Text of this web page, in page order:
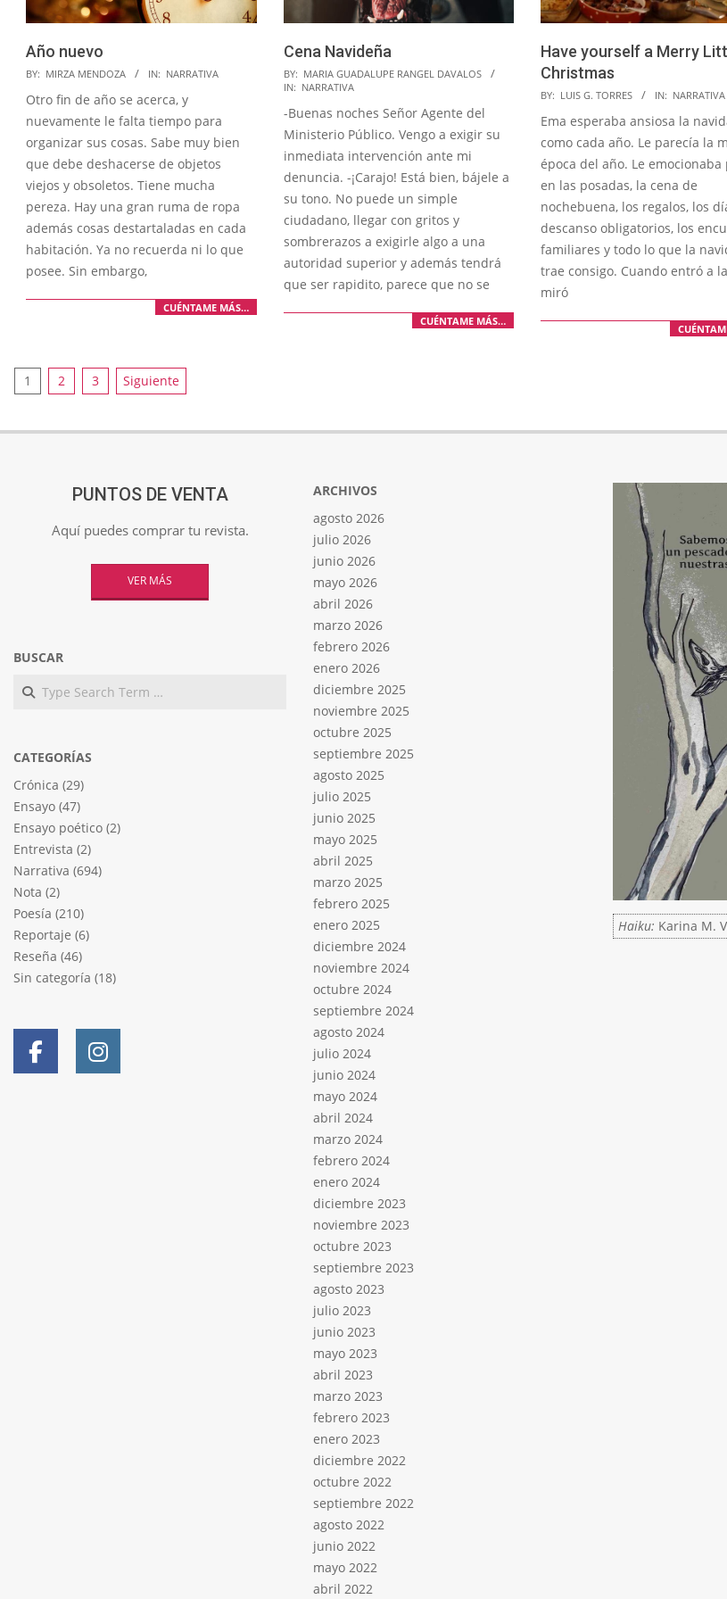
Año nuevo
2022-
12-
30
BY: MIRZA MENDOZA IN: NARRATIVA
Otro fin de año se acerca, y
nuevamente le falta tiempo para
organizar sus cosas. Sabe muy bien
que debe deshacerse de objetos
viejos y obsoletos. Tiene mucha
pereza. Hay una gran ruma de ropa
además cosas destartaladas en cada
habitación. Ya no recuerda ni lo que
posee. Sin embargo,
CUÉNTAME MÁS…
Cena Navideña
2022-
12-
29
BY: MARIA GUADALUPE RANGEL DAVALOS
IN: NARRATIVA
-Buenas noches Señor Agente del
Ministerio Público. Vengo a exigir su
inmediata intervención ante mi
denuncia. -¡Carajo! Está bien, bájele a
su tono. No puede un simple
ciudadano, llegar con gritos y
sombrerazos a exigirle algo a una
autoridad superior y además tendrá
que ser rapidito, parece que no se
CUÉNTAME MÁS…
Have yourself a Merry
Christmas
2022-
12-
24
BY: LUIS G. TORRES IN: NARRATIVA
Ema esperaba ansiosa la
como cada año. Le parecía la
época del año. Le emocionaba
en las posadas, la cena de
nochebuena, los regalos, los
descanso obligatorios, los
familiares y todo lo que la
trae consigo. Cuando entró a
miró
Paginación
entradas
1 2 3 Siguiente
PUNTOS DE VENTA
Aquí puedes comprar tu revista.
VER MÁS
BUSCAR
Search
CATEGORÍAS
Crónica (29)
Ensayo (47)
Ensayo poético (2)
Entrevista (2)
Narrativa (694)
Nota (2)
Poesía (210)
Reportaje (6)
Reseña (46)
Sin categoría (18)
ARCHIVOS
agosto 2026
julio 2026
junio 2026
mayo 2026
abril 2026
marzo 2026
febrero 2026
enero 2026
diciembre 2025
noviembre 2025
octubre 2025
septiembre 2025
agosto 2025
julio 2025
junio 2025
mayo 2025
abril 2025
marzo 2025
febrero 2025
enero 2025
diciembre 2024
noviembre 2024
octubre 2024
septiembre 2024
agosto 2024
julio 2024
junio 2024
mayo 2024
abril 2024
marzo 2024
febrero 2024
enero 2024
diciembre 2023
noviembre 2023
octubre 2023
septiembre 2023
agosto 2023
julio 2023
junio 2023
mayo 2023
abril 2023
marzo 2023
febrero 2023
enero 2023
diciembre 2022
octubre 2022
septiembre 2022
agosto 2022
junio 2022
mayo 2022
abril 2022
Haiku: Karina M.